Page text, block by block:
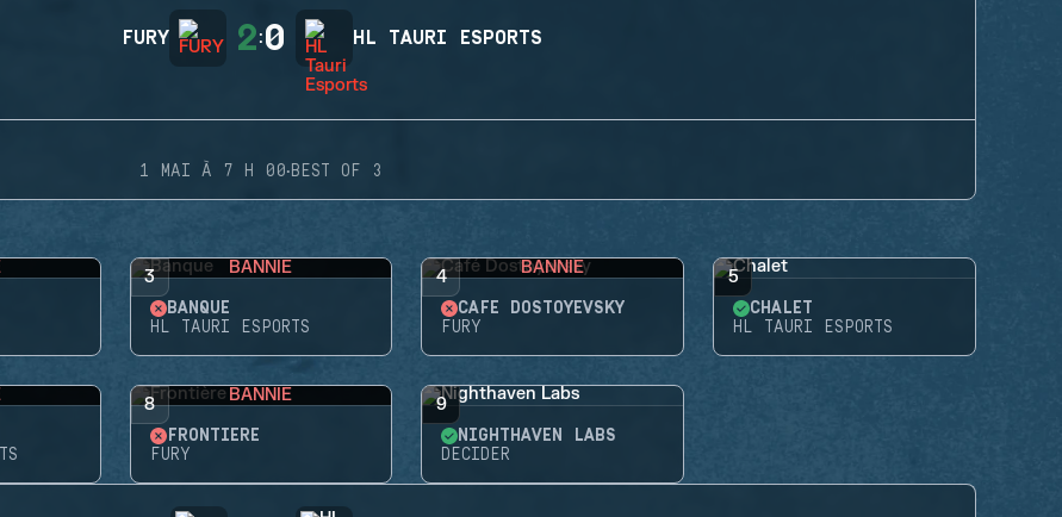
FURY 2:0 HL TAURI ESPORTS
1 MAI À 7 H 00·BEST OF 3
3 BANNIE
BANQUE
HL TAURI ESPORTS
4 BANNIE
CAFÉ DOSTOYEVSKY
FURY
5
CHALET
HL TAURI ESPORTS
8 BANNIE
FRONTIÈRE
FURY
9
NIGHTHAVEN LABS
DECIDER